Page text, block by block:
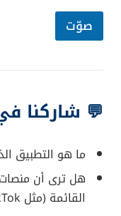
ب
ق
صوّت
💬 شاركنا
ما هو التطبيق
هل ترى أن
القائمة (مثل TikTok أو Telegram)؟